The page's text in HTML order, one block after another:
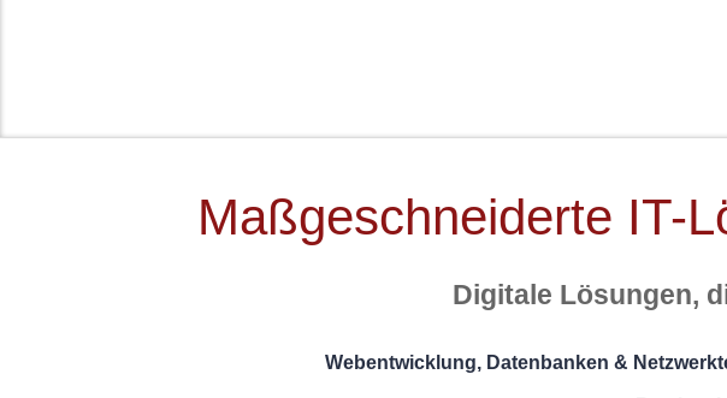
Maßgeschneiderte IT-
Digitale Lösungen,
Webentwicklung, Datenbanken &